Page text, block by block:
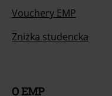
Vouchery EMP
Zniżka studencka
O EMP